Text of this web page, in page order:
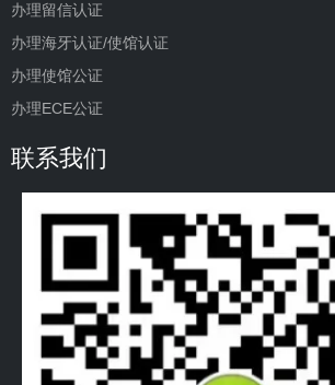
办理留信认证
办理海牙认证/使馆认证
办理使馆公证
办理ECE公证
联系我们